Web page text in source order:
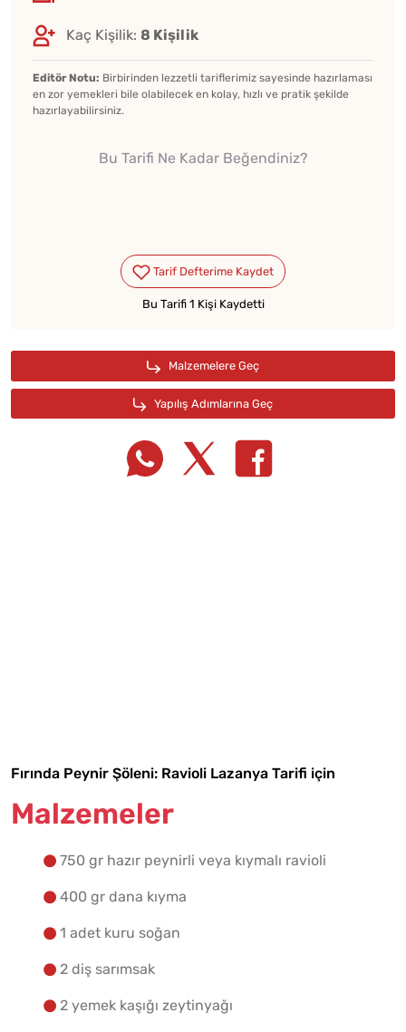
Kaç Kişilik: 8 Kişilik
Editör Notu: Birbirinden lezzetli tariflerimiz sayesinde hazırlaması
en zor yemekleri bile olabilecek en kolay, hızlı ve pratik şekilde
hazırlayabilirsiniz.
Bu Tarifi Ne Kadar Beğendiniz?
Bu Tarifi 1 Kişi Kaydetti
Fırında Peynir Şöleni: Ravioli Lazanya Tarifi için
Malzemeler
750 gr hazır peynirli veya kıymalı ravioli
400 gr dana kıyma
1 adet kuru soğan
2 diş sarımsak
2 yemek kaşığı zeytinyağı